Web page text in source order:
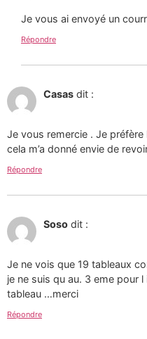
Je vous ai envoyé un
Répondre
Casas dit :
Je vous remercie . Je
cela m’a donné envie de
Répondre
Soso dit :
Je ne vois que 19 tableaux
je ne suis qu au. 3 eme pour
tableau …merci
Répondre